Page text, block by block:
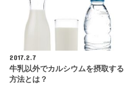
2017.2.7
牛乳以外でカルシウムを摂取する
方法とは？